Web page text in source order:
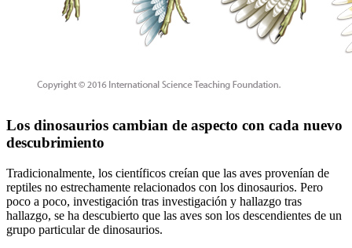
Los dinosaurios cambian de aspecto con cada nuevo
descubrimiento
Tradicionalmente, los científicos creían que las aves provenían de
reptiles no estrechamente relacionados con los dinosaurios. Pero
poco a poco, investigación tras investigación y hallazgo tras
hallazgo, se ha descu­bierto que las aves son los descendientes de un
grupo particular de dinosaurios.